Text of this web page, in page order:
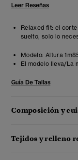
Leer Reseñas
Relaxed fit: el
suelto, solo lo
Modelo: Altura
El modelo lleva/La
Guía De Tallas
Composición y
Tejidos y relleno